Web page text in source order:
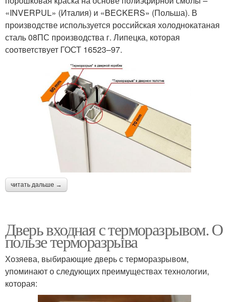
«INVERPUL» (Италия) и «BECKERS» (Польша). В
производстве используется российская холоднокатаная
сталь 08ПС производства г. Липецка, которая
соответствует ГОСТ 16523–97.
читать дальше →
Дверь входная с терморазрывом. О
пользе терморазрыва
Хозяева, выбирающие дверь с терморазрывом,
упоминают о следующих преимуществах технологии,
которая: